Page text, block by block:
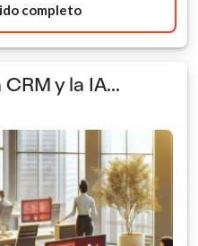
completo
y la IA...